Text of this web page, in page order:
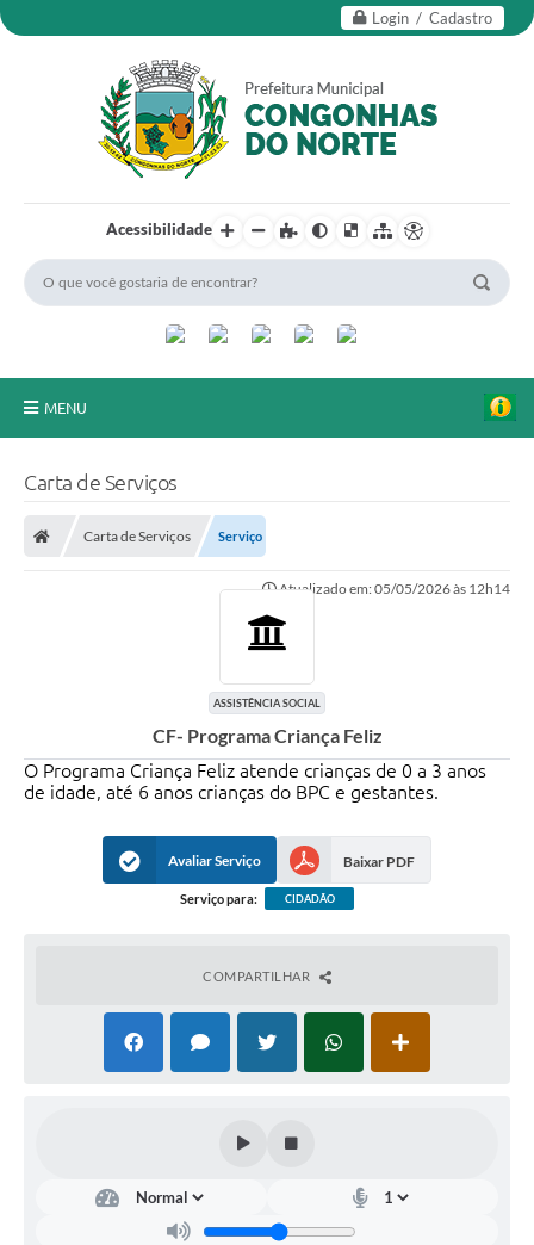
Login / Cadastro
Acessibilidade
MENU
Telefones Úteis
Carta de Serviços
Carta de Serviços Serviço
Atualizado em: 05/05/2026 às 12h14
ASSISTÊNCIA SOCIAL
CF- Programa Criança Feliz
O Programa Criança Feliz atende crianças de 0 a 3 anos
de idade, até 6 anos crianças do BPC e gestantes.
Avaliar Serviço Baixar PDF
Serviço para: CIDADÃO
COMPARTILHAR